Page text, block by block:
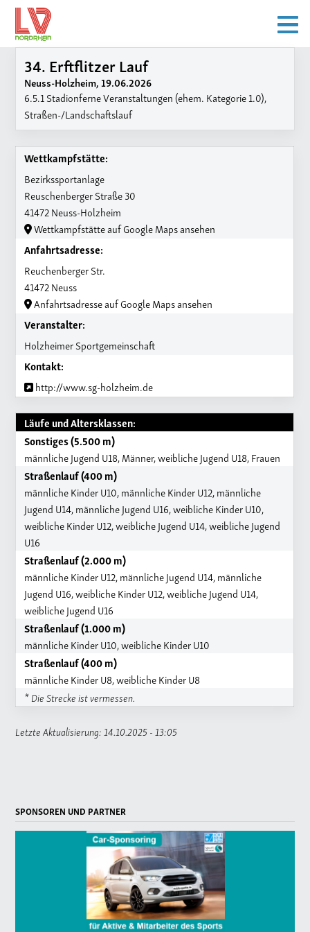
34. Erftflitzer Lauf
Neuss-Holzheim, 19.06.2026
6.5.1 Stadionferne Veranstaltungen (ehem. Kategorie 1.0),
Straßen-/Landschaftslauf
Wettkampfstätte:
Bezirkssportanlage
Reuschenberger Straße 30
41472 Neuss-Holzheim
Wettkampfstätte auf Google Maps ansehen
Anfahrtsadresse:
Reuchenberger Str.
41472 Neuss
Anfahrtsadresse auf Google Maps ansehen
Veranstalter:
Holzheimer Sportgemeinschaft
Kontakt:
http://www.sg-holzheim.de
Läufe und Altersklassen:
Sonstiges (5.500 m)
männliche Jugend U18, Männer, weibliche Jugend U18, Frauen
Straßenlauf (400 m)
männliche Kinder U10, männliche Kinder U12, männliche
Jugend U14, männliche Jugend U16, weibliche Kinder U10,
weibliche Kinder U12, weibliche Jugend U14, weibliche Jugend
U16
Straßenlauf (2.000 m)
männliche Kinder U12, männliche Jugend U14, männliche
Jugend U16, weibliche Kinder U12, weibliche Jugend U14,
weibliche Jugend U16
Straßenlauf (1.000 m)
männliche Kinder U10, weibliche Kinder U10
Straßenlauf (400 m)
männliche Kinder U8, weibliche Kinder U8
* Die Strecke ist vermessen.
Letzte Aktualisierung: 14.10.2025 - 13:05
SPONSOREN UND PARTNER